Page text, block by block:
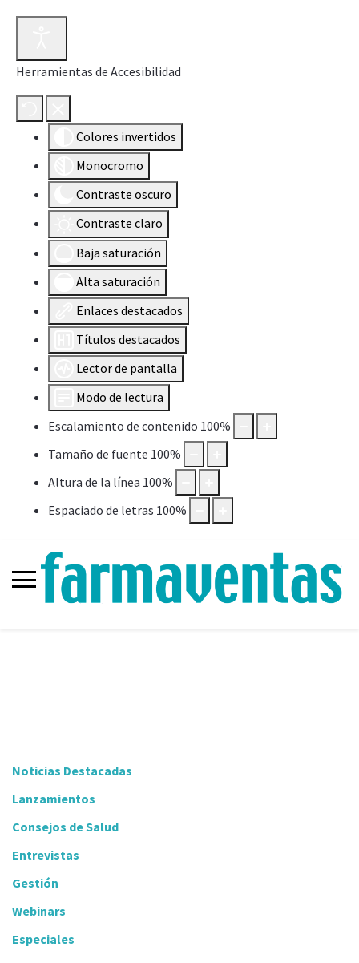
Herramientas de Accesibilidad
Colores invertidos
Monocromo
Contraste oscuro
Contraste claro
Baja saturación
Alta saturación
Enlaces destacados
Títulos destacados
Lector de pantalla
Modo de lectura
Escalamiento de contenido 100%
Tamaño de fuente 100%
Altura de la línea 100%
Espaciado de letras 100%
Noticias Destacadas
Lanzamientos
Consejos de Salud
Entrevistas
Gestión
Webinars
Especiales